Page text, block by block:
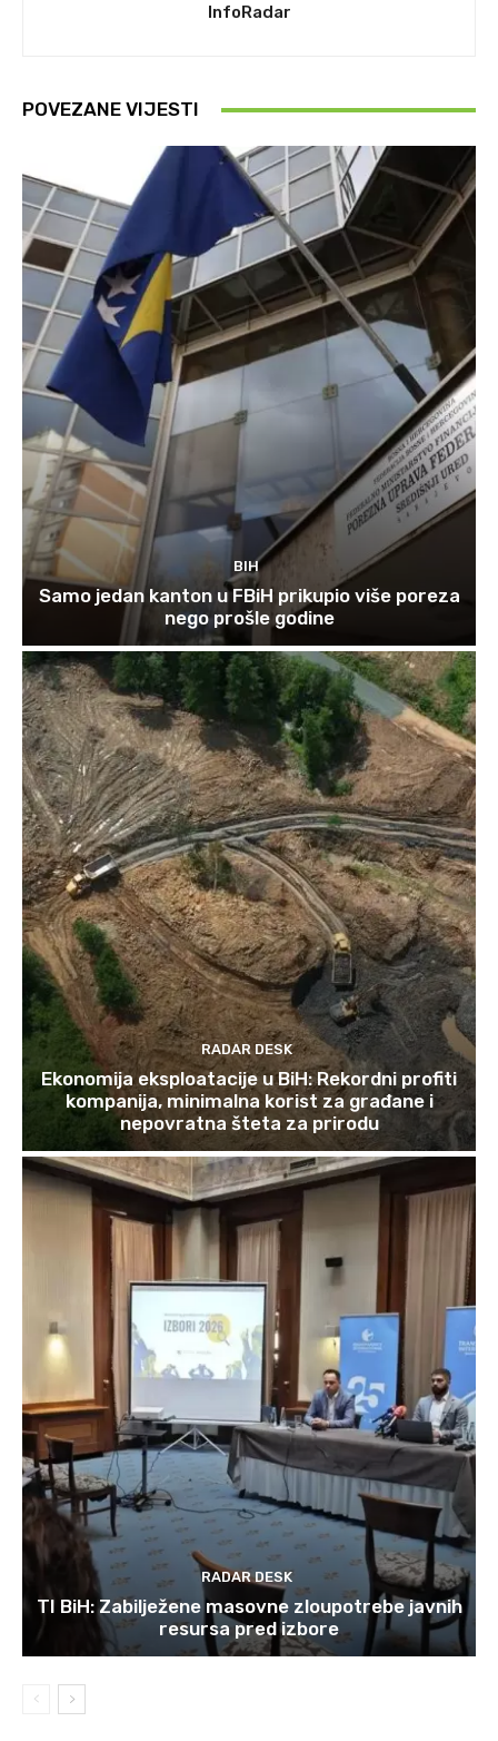
InfoRadar
POVEZANE VIJESTI
BIH
Samo jedan kanton u FBiH prikupio više poreza
nego prošle godine
RADAR DESK
Ekonomija eksploatacije u BiH: Rekordni profiti
kompanija, minimalna korist za građane i
nepovratna šteta za prirodu
RADAR DESK
TI BiH: Zabilježene masovne zloupotrebe javnih
resursa pred izbore